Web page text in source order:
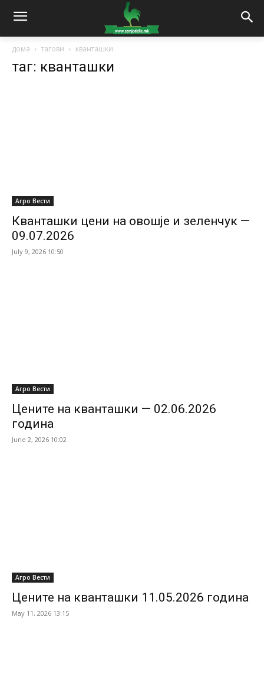
дома тагови кванташки
таг: кванташки
Агро Вести
Кванташки цени на овошје и зеленчук —
09.07.2026
July 9, 2026 10:50
Агро Вести
Цените на кванташки — 02.06.2026
година
June 2, 2026 10:02
Агро Вести
Цените на кванташки 11.05.2026 година
May 11, 2026 13:15